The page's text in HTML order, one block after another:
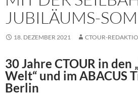
JUBILÄUMS-
18. DEZEMBER 2021 CTOUR-
30 Jahre CTOUR in den
Welt“ und im ABACUS
Berlin